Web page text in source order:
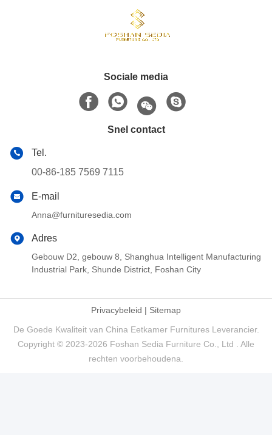
Sociale media
Snel contact
Tel.
00-86-185 7569 7115
E-mail
Anna@furnituresedia.com
Adres
Gebouw D2, gebouw 8, Shanghua Intelligent Manufacturing
Industrial Park, Shunde District, Foshan City
Privacybeleid | Sitemap
De Goede Kwaliteit van China Eetkamer Furnitures Leverancier.
Copyright © 2023-2026 Foshan Sedia Furniture Co., Ltd . Alle
rechten voorbehoudena.